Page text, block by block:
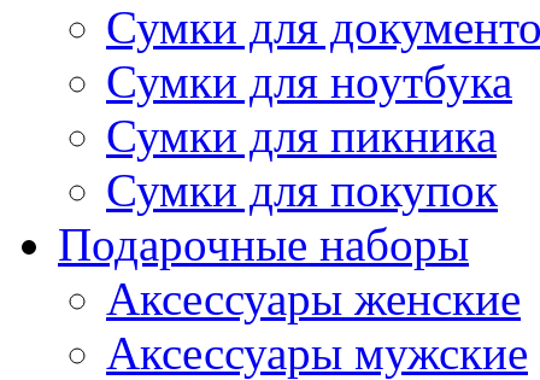
Сумки для
Сумки для ноутбука
Сумки для пикника
Сумки для покупок
Подарочные наборы
Аксессуары женские
Аксессуары мужские